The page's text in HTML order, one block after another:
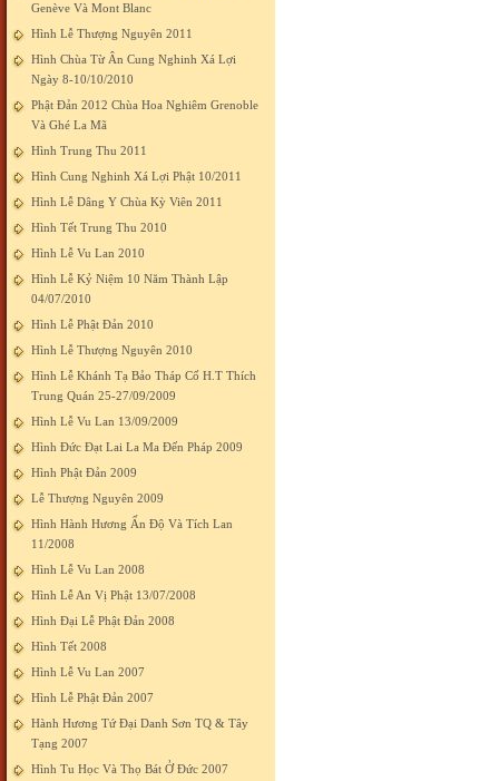
Genève Và Mont Blanc
Hình Lễ Thượng Nguyên 2011
Hình Chùa Từ Ân Cung Nghinh Xá Lợi
Ngày 8-10/10/2010
Phật Đản 2012 Chùa Hoa Nghiêm Grenoble
Và Ghé La Mã
Hình Trung Thu 2011
Hình Cung Nghinh Xá Lợi Phật 10/2011
Hình Lễ Dâng Y Chùa Kỳ Viên 2011
Hình Tết Trung Thu 2010
Hình Lễ Vu Lan 2010
Hình Lễ Kỷ Niệm 10 Năm Thành Lập
04/07/2010
Hình Lễ Phật Đản 2010
Hình Lễ Thượng Nguyên 2010
Hình Lễ Khánh Tạ Bảo Tháp Cố H.T Thích
Trung Quán 25-27/09/2009
Hình Lễ Vu Lan 13/09/2009
Hình Đức Đạt Lai La Ma Đến Pháp 2009
Hình Phật Đản 2009
Lễ Thượng Nguyên 2009
Hình Hành Hương Ấn Độ Và Tích Lan
11/2008
Hình Lễ Vu Lan 2008
Hình Lễ An Vị Phật 13/07/2008
Hình Đại Lễ Phật Đản 2008
Hình Tết 2008
Hình Lễ Vu Lan 2007
Hình Lễ Phật Đản 2007
Hành Hương Tứ Đại Danh Sơn TQ & Tây
Tạng 2007
Hình Tu Học Và Thọ Bát Ở Đức 2007